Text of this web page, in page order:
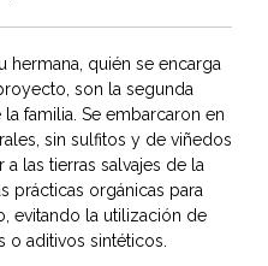
hermana, quién se encarga
son la segunda
familia. Se embarcaron en
sin sulfitos y de viñedos
las tierras salvajes de la
prácticas orgánicas para
evitando la utilización de
o aditivos sintéticos.